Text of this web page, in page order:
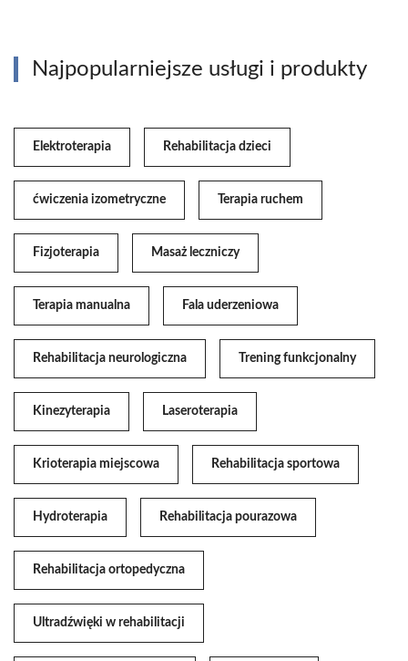
Najpopularniejsze usługi i produkty
Elektroterapia Rehabilitacja dzieci
ćwiczenia izometryczne Terapia ruchem
Fizjoterapia Masaż leczniczy
Terapia manualna Fala uderzeniowa
Rehabilitacja neurologiczna Trening funkcjonalny
Kinezyterapia Laseroterapia
Krioterapia miejscowa Rehabilitacja sportowa
Hydroterapia Rehabilitacja pourazowa
Rehabilitacja ortopedyczna
Ultradźwięki w rehabilitacji